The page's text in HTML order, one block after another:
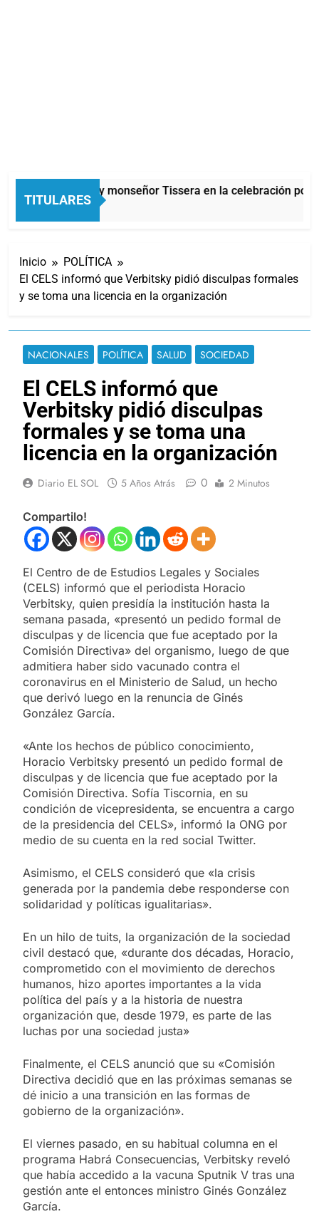
TITULARES
Carlos Balor y monseñor Tissera en la celebración por
1 Hora Atrás
Inicio
POLÍTICA
El CELS informó que Verbitsky pidió disculpas formales
y se toma una licencia en la organización
NACIONALES POLÍTICA SALUD SOCIEDAD
El CELS informó que
Verbitsky pidió disculpas
formales y se toma una
licencia en la organización
Diario EL SOL 5 Años Atrás 0 2 Minutos
Compartilo!
El Centro de de Estudios Legales y Sociales
(CELS) informó que el periodista Horacio
Verbitsky, quien presidía la institución hasta la
semana pasada, «presentó un pedido formal de
disculpas y de licencia que fue aceptado por la
Comisión Directiva» del organismo, luego de que
admitiera haber sido vacunado contra el
coronavirus en el Ministerio de Salud, un hecho
que derivó luego en la renuncia de Ginés
González García.
«Ante los hechos de público conocimiento,
Horacio Verbitsky presentó un pedido formal de
disculpas y de licencia que fue aceptado por la
Comisión Directiva. Sofía Tiscornia, en su
condición de vicepresidenta, se encuentra a cargo
de la presidencia del CELS», informó la ONG por
medio de su cuenta en la red social Twitter.
Asimismo, el CELS consideró que «la crisis
generada por la pandemia debe responderse con
solidaridad y políticas igualitarias».
En un hilo de tuits, la organización de la sociedad
civil destacó que, «durante dos décadas, Horacio,
comprometido con el movimiento de derechos
humanos, hizo aportes importantes a la vida
política del país y a la historia de nuestra
organización que, desde 1979, es parte de las
luchas por una sociedad justa»
Finalmente, el CELS anunció que su «Comisión
Directiva decidió que en las próximas semanas se
dé inicio a una transición en las formas de
gobierno de la organización».
El viernes pasado, en su habitual columna en el
programa Habrá Consecuencias, Verbitsky reveló
que había accedido a la vacuna Sputnik V tras una
gestión ante el entonces ministro Ginés González
García.